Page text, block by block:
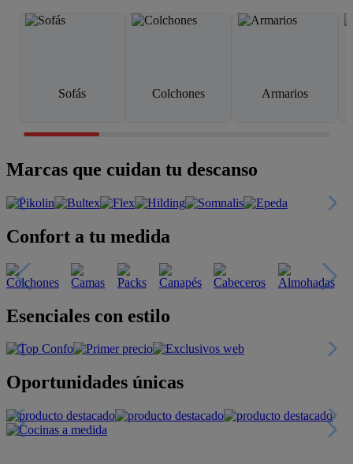
Sofás Colchones Armarios
Marcas que cuidan tu descanso
Confort a tu medida
Esenciales con estilo
Oportunidades únicas